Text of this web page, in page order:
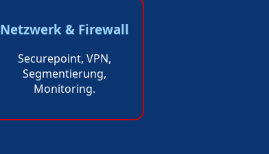
Netzwerk & Firewall
Securepoint, VPN,
Segmentierung,
Monitoring.